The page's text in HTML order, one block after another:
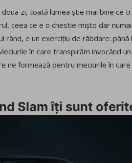
zi, toată lumea știe mai bine ce
ceea ce e o chestie mișto dar
rând, e un exercițiu de răbdare:
în care transpirăm invocând
ne formează pentru meciurile în
Slam îți sunt